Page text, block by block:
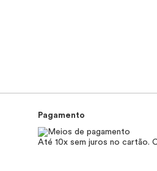
Pagamento
Até 10x sem juros no cartão.